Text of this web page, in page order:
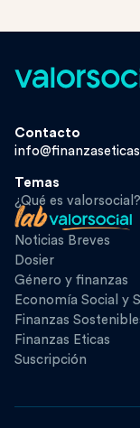
Contacto
Temas
¿Qué es valorsocial?
Noticias Breves
Dosier
Género y finanzas
Economía Social y
Finanzas
Finanzas Eticas
Suscripción